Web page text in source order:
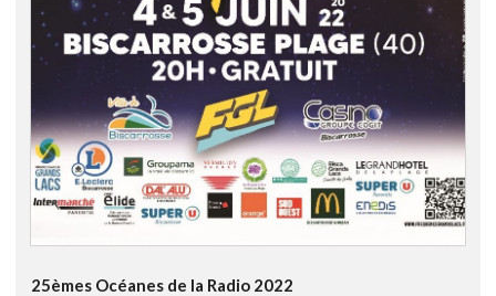
25èmes Océanes de la Radio 2022